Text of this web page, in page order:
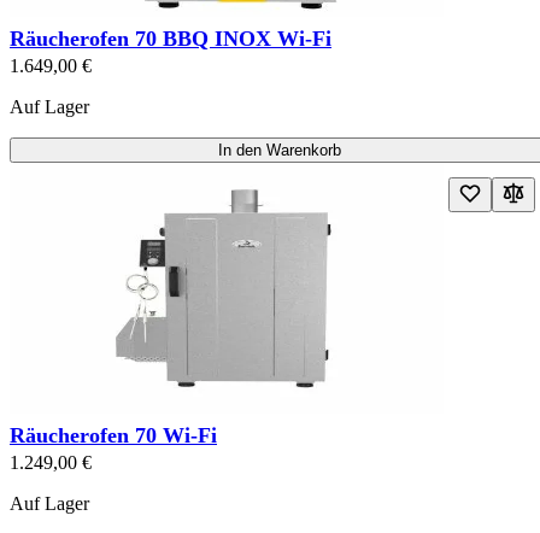
Räucherofen 70 BBQ INOX Wi-Fi
1.649,00 €
Auf Lager
In den Warenkorb
Räucherofen 70 Wi-Fi
1.249,00 €
Auf Lager